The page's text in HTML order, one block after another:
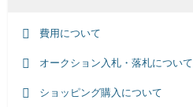
費用について
オークション入札・落札について
ショッピング購入について